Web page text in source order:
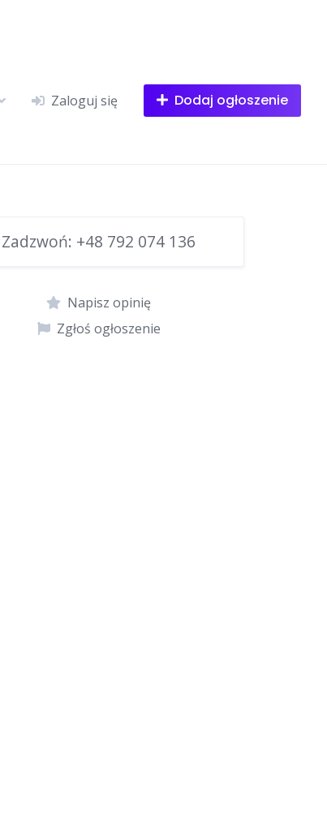
Zaloguj się Dodaj ogłoszenie
Zadzwoń: +48 792 074 136
Napisz opinię
Zgłoś ogłoszenie